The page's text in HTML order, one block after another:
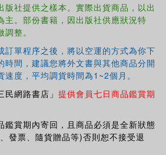
版社提供之樣本。實際出貨商品，以出
主。部份書籍，因出版社供應狀況特
整。
訂單程序之後，將以空運的方式為你下
時間，建議您將外文書與其他商品分開
度，平均調貨時間為1~2個月。
網路書店」 提供會員七日商品鑑賞期
鑑賞期內寄回，且商品必須是全新狀態
發票、隨貨贈品等)否則恕不接受退